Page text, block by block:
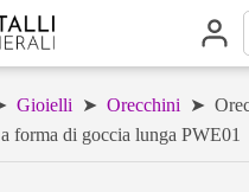
Gioielli ➤ Orecchini ➤
forma di goccia lunga PWE01